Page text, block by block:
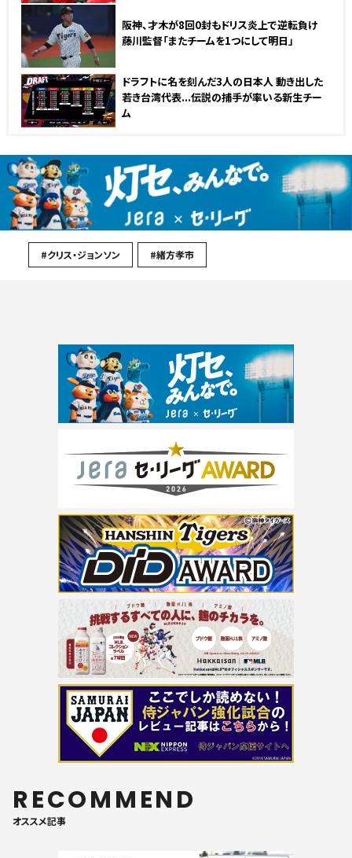
阪神、才木が8回0封もドリス炎上で逆転負け
藤川監督「またチームを1つにして明日」
ドラフトに名を刻んだ3人の日本人 動き出した
若き台湾代表...伝説の捕手が率いる新生チー
ム
#クリス・ジョンソン #緒方孝市
RECOMMEND
オススメ記事